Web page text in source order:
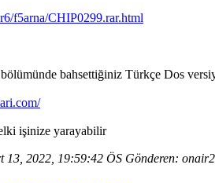
f5arna/CHIP0299.rar.html
bahsettiğiniz Türkçe Dos
işinize yarayabilir
13, 2022, 19:59:42 ÖS Gönderen: